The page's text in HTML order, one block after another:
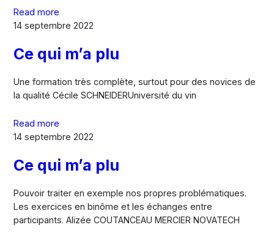
Read more
14 septembre 2022
Ce qui m’a plu
Une formation très complète, surtout pour des novices de
la qualité Cécile SCHNEIDERUniversité du vin
Read more
14 septembre 2022
Ce qui m’a plu
Pouvoir traiter en exemple nos propres problématiques.
Les exercices en binôme et les échanges entre
participants. Alizée COUTANCEAU MERCIER NOVATECH